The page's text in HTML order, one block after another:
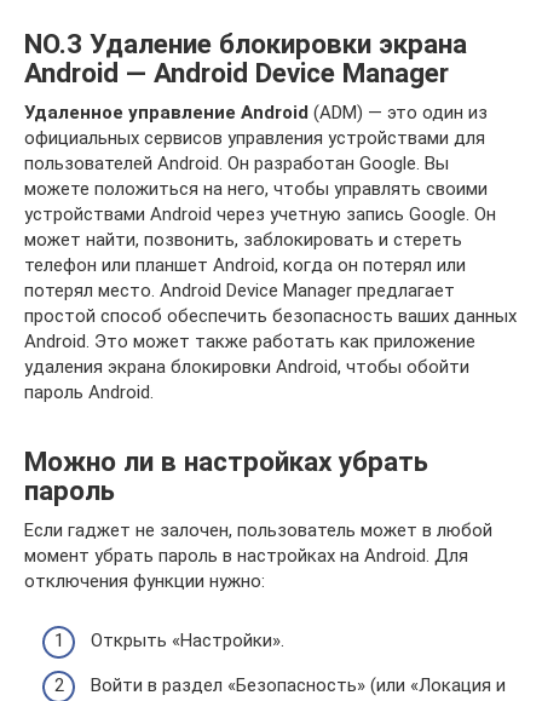
NO.3 Удаление блокировки экрана
Android — Android Device Manager
Удаленное управление Android (ADM) — это один из
официальных сервисов управления устройствами для
пользователей Android. Он разработан Google. Вы
можете положиться на него, чтобы управлять своими
устройствами Android через учетную запись Google. Он
может найти, позвонить, заблокировать и стереть
телефон или планшет Android, когда он потерял или
потерял место. Android Device Manager предлагает
простой способ обеспечить безопасность ваших данных
Android. Это может также работать как приложение
удаления экрана блокировки Android, чтобы обойти
пароль Android.
Можно ли в настройках убрать
пароль
Если гаджет не залочен, пользователь может в любой
момент убрать пароль в настройках на Аndroid. Для
отключения функции нужно:
Открыть «Настройки».
Войти в раздел «Безопасность» (или «Локация и